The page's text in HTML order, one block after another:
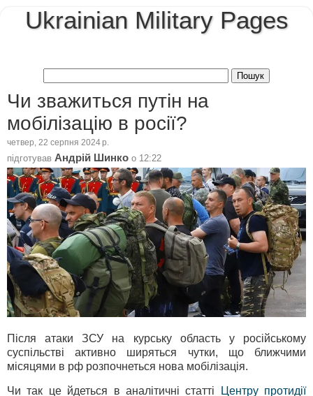
Ukrainian Military Pages
Чи зважиться путін на
мобілізацію в росії?
четвер, 22 серпня 2024 р.
підготував Андрій Шинко о 12:22
Після атаки ЗСУ на курську область у російському
суспільстві активно ширяться чутки, що ближчими
місяцями в рф розпочнеться нова мобілізація.
Чи так це йдеться в аналітичні статті
Центру протидії